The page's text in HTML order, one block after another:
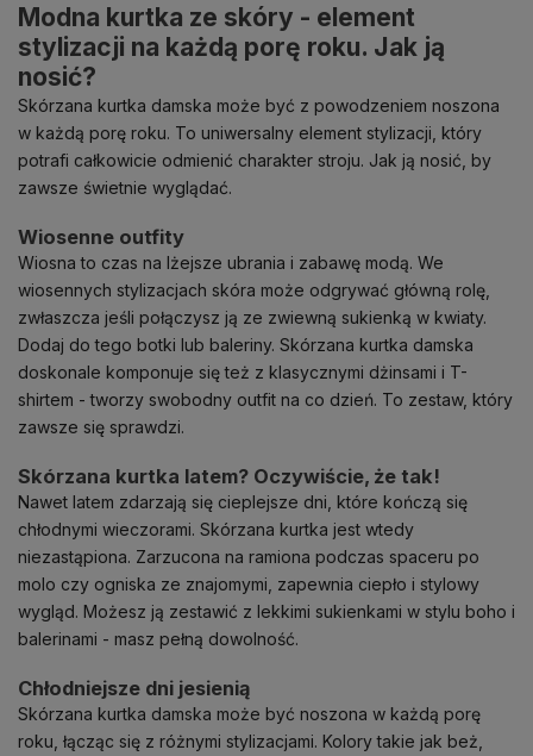
Modna kurtka ze skóry - element
stylizacji na każdą porę roku. Jak ją
nosić?
Skórzana kurtka damska może być z powodzeniem noszona
w każdą porę roku. To uniwersalny element stylizacji, który
potrafi całkowicie odmienić charakter stroju. Jak ją nosić, by
zawsze świetnie wyglądać.
Wiosenne outfity
Wiosna to czas na lżejsze ubrania i zabawę modą. We
wiosennych stylizacjach skóra może odgrywać główną rolę,
zwłaszcza jeśli połączysz ją ze zwiewną sukienką w kwiaty.
Dodaj do tego botki lub baleriny. Skórzana kurtka damska
doskonale komponuje się też z klasycznymi dżinsami i T-
shirtem - tworzy swobodny outfit na co dzień. To zestaw, który
zawsze się sprawdzi.
Skórzana kurtka latem? Oczywiście, że tak!
Nawet latem zdarzają się cieplejsze dni, które kończą się
chłodnymi wieczorami. Skórzana kurtka jest wtedy
niezastąpiona. Zarzucona na ramiona podczas spaceru po
molo czy ogniska ze znajomymi, zapewnia ciepło i stylowy
wygląd. Możesz ją zestawić z lekkimi sukienkami w stylu boho i
balerinami - masz pełną dowolność.
Chłodniejsze dni jesienią
Skórzana kurtka damska może być noszona w każdą porę
roku, łącząc się z różnymi stylizacjami. Kolory takie jak beż,